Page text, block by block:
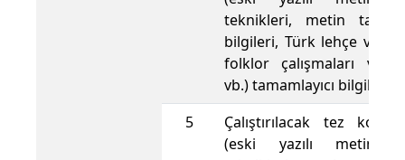
teknikleri, metin
bilgileri, Türk lehçe ve
folklor çalışmaları ve
vb.) tamamlayıcı bilgiler
5
Çalıştırılacak tez
(eski yazılı